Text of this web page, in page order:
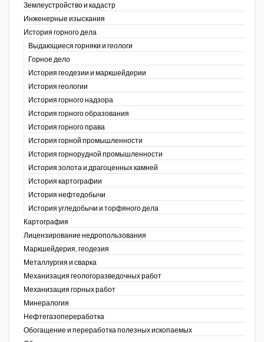
Землеустройство и кадастр
Инженерные изыскания
История горного дела
Выдающиеся горняки и геологи
Горное дело
История геодезии и маркшейдерии
История геологии
История горного надзора
История горного образования
История горного права
История горной промышленности
История горнорудной промышленности
История золота и драгоценных камней
История картографии
История нефтедобычи
История угледобычи и торфяного дела
Картография
Лицензирование недропользования
Маркшейдерия, геодезия
Металлургия и сварка
Механизация геологоразведочных работ
Механизация горных работ
Минералогия
Нефтегазопереработка
Обогащение и переработка полезных ископаемых